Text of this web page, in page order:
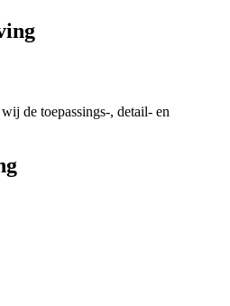
de toepassings-, detail- en